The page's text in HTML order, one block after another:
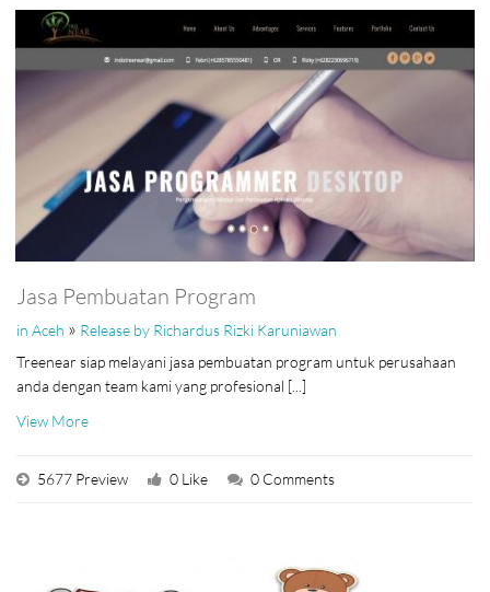
Jasa Pembuatan Program
in Aceh » Release by Richardus Rizki Karuniawan
Treenear siap melayani jasa pembuatan program untuk perusahaan
anda dengan team kami yang profesional [...]
View More
5677 Preview 0 Like 0 Comments